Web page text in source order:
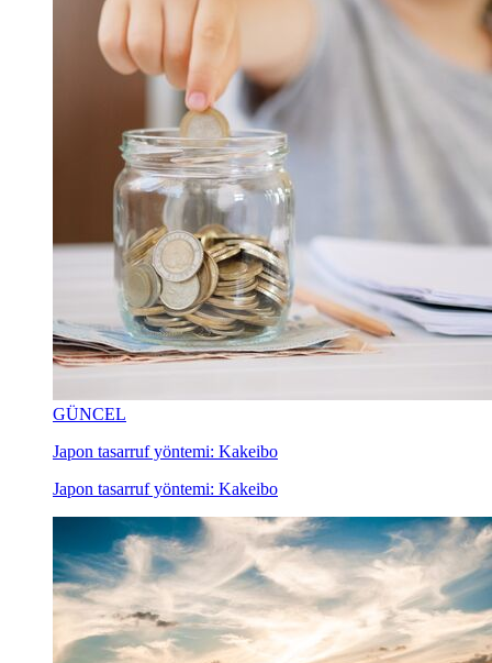
GÜNCEL
Japon tasarruf yöntemi: Kakeibo
Japon tasarruf yöntemi: Kakeibo